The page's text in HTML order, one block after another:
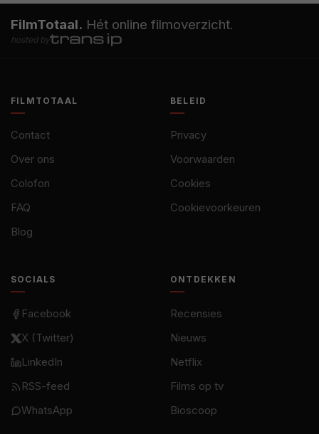
FilmTotaal. Hét online filmoverzicht.
hosted by
FILMTOTAAL
Contact
Over ons
Colofon
FAQ
Blog
BELEID
Privacy
Voorwaarden
Cookies
Cookievoorkeuren
SOCIALS
Facebook
X (Twitter)
LinkedIn
RSS-feed
WhatsApp
ONTDEKKEN
Recensies
Nieuws
Netflix
Films op tv
Bioscoop